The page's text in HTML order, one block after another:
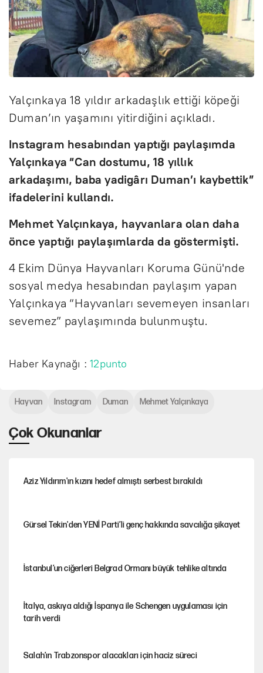
Yalçınkaya 18 yıldır arkadaşlık ettiği köpeği
Duman’ın yaşamını yitirdiğini açıkladı.
Instagram hesabından yaptığı paylaşımda
Yalçınkaya “Can dostumu, 18 yıllık
arkadaşımı, baba yadigârı Duman’ı kaybettik”
ifadelerini kullandı.
Mehmet Yalçınkaya, hayvanlara olan daha
önce yaptığı paylaşımlarda da göstermişti.
4 Ekim Dünya Hayvanları Koruma Günü'nde
sosyal medya hesabından paylaşım yapan
Yalçınkaya “Hayvanları sevemeyen insanları
sevemez” paylaşımında bulunmuştu.
Haber Kaynağı :12punto
Çok Okunanlar
Aziz Yıldırım'ın kızını hedef almıştı serbest bırakıldı
Gürsel Tekin'den YENİ Parti’li genç hakkında savcılığa şikayet
İstanbul’un ciğerleri Belgrad Ormanı büyük tehlike altında
İtalya, askıya aldığı İspanya ile Schengen uygulaması için
tarih verdi
Salah’ın Trabzonspor alacakları için haciz süreci
Hayvan Instagram Duman Mehmet Yalçınkaya